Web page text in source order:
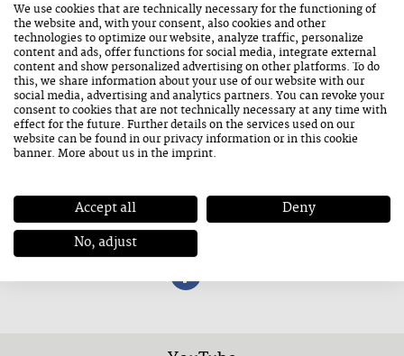
E-MAIL office@kunsthausnexus.com
Informationen
TAGS 3 Tage Jazz:
Kunsthaus Nexus
LINKS
Website
Instagram
We use cookies that are technically necessary for the functioning of
the website and, with your consent, also cookies and other
technologies to optimize our website, analyze traffic, personalize
content and ads, offer functions for social media, integrate external
content and show personalized advertising on other platforms. To do
this, we share information about your use of our website with our
social media, advertising and analytics partners. You can revoke your
consent to cookies that are not technically necessary at any time with
effect for the future. Further details on the services used on our
website can be found in ourprivacy informationor in this cookie
banner. More about us in theimprint.
Accept all
Deny
No, adjust